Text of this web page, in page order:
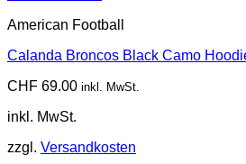
American Football
Calanda Broncos Black Camo
CHF 69.00 inkl. MwSt.
inkl. MwSt.
zzgl. Versandkosten